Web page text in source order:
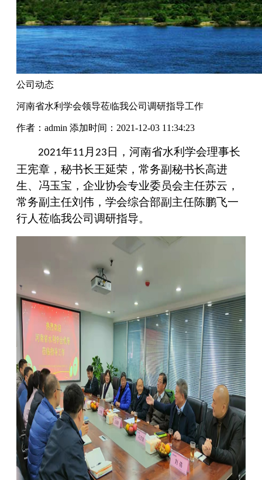
公司动态
河南省水利学会领导莅临我公司调研指导工作
作者：admin 添加时间：2021-12-03 11:34:23
2021年11 月 23 日，河南省水利学会理事长
王宪章，秘书长王延荣，常务副秘书长高进
生、冯玉宝，企业协会专业委员会主任苏云，
常务副主任刘伟，学会综合部副主任陈鹏飞一
行人莅临我公司调研指导。